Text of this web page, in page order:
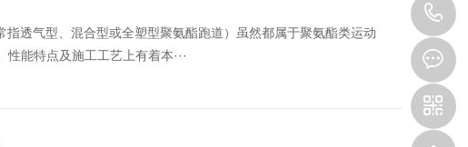
透气型、混合型或全塑型聚氨酯跑道）虽然都属于聚氨酯类运动
能特点及施工工艺上有着本···